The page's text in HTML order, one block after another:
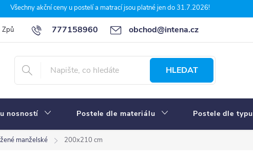
Všechny akční ceny u postelí a matrací jsou platné jen do 31.7.2026!
777158960 obchod@intena.cz
Způsoby a ceny dopravy 7 důvodů, proč nakupit u Intena nábytek
HLEDAT
nosností Postele dle materiálu Postele dle typu
manželské 200x210 cm